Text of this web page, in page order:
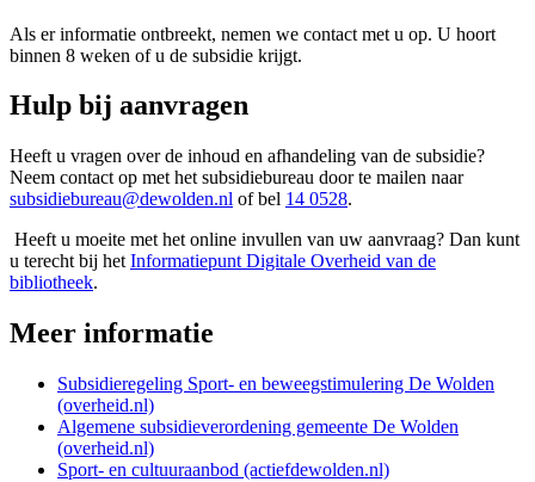
Als er informatie ontbreekt, nemen we contact met u op. U hoort
binnen 8 weken of u de subsidie krijgt.
Hulp bij aanvragen
Heeft u vragen over de inhoud en afhandeling van de subsidie?
Neem contact op met het subsidiebureau door te mailen naar
subsidiebureau@dewolden.nl of bel 14 0528.
Heeft u moeite met het online invullen van uw aanvraag? Dan kunt
u terecht bij het Informatiepunt Digitale Overheid van de
bibliotheek.
Meer informatie
Subsidieregeling Sport- en beweegstimulering De Wolden
(overheid.nl)
Algemene subsidieverordening gemeente De Wolden
(overheid.nl)
Sport- en cultuuraanbod (actiefdewolden.nl)